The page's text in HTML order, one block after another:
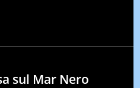
sul Mar Nero